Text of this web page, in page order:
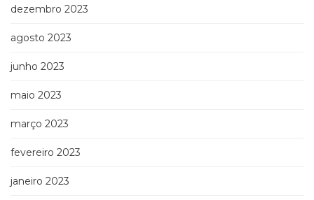
dezembro 2023
agosto 2023
junho 2023
maio 2023
março 2023
fevereiro 2023
janeiro 2023